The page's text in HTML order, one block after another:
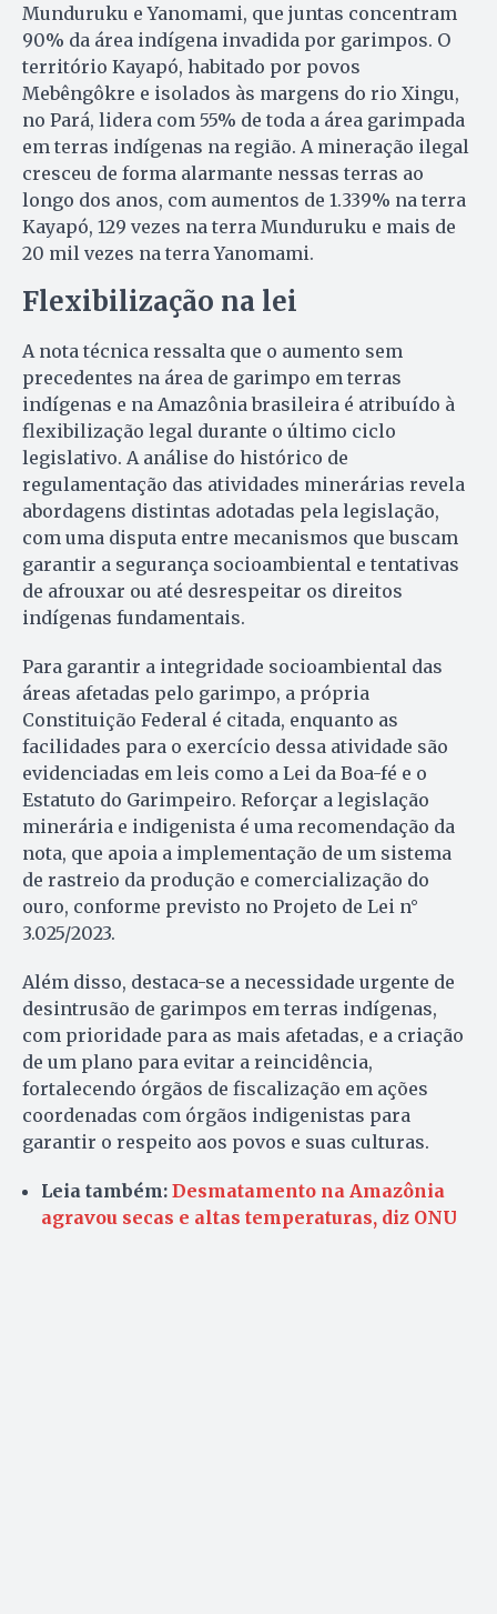
Munduruku e Yanomami, que juntas concentram
90% da área indígena invadida por garimpos. O
território Kayapó, habitado por povos
Mebêngôkre e isolados às margens do rio Xingu,
no Pará, lidera com 55% de toda a área garimpada
em terras indígenas na região. A mineração ilegal
cresceu de forma alarmante nessas terras ao
longo dos anos, com aumentos de 1.339% na terra
Kayapó, 129 vezes na terra Munduruku e mais de
20 mil vezes na terra Yanomami.
Flexibilização na lei
A nota técnica ressalta que o aumento sem
precedentes na área de garimpo em terras
indígenas e na Amazônia brasileira é atribuído à
flexibilização legal durante o último ciclo
legislativo. A análise do histórico de
regulamentação das atividades minerárias revela
abordagens distintas adotadas pela legislação,
com uma disputa entre mecanismos que buscam
garantir a segurança socioambiental e tentativas
de afrouxar ou até desrespeitar os direitos
indígenas fundamentais.
Para garantir a integridade socioambiental das
áreas afetadas pelo garimpo, a própria
Constituição Federal é citada, enquanto as
facilidades para o exercício dessa atividade são
evidenciadas em leis como a Lei da Boa-fé e o
Estatuto do Garimpeiro. Reforçar a legislação
minerária e indigenista é uma recomendação da
nota, que apoia a implementação de um sistema
de rastreio da produção e comercialização do
ouro, conforme previsto no Projeto de Lei n°
3.025/2023.
Além disso, destaca-se a necessidade urgente de
desintrusão de garimpos em terras indígenas,
com prioridade para as mais afetadas, e a criação
de um plano para evitar a reincidência,
fortalecendo órgãos de fiscalização em ações
coordenadas com órgãos indigenistas para
garantir o respeito aos povos e suas culturas.
Leia também: Desmatamento na Amazônia
agravou secas e altas temperaturas, diz ONU